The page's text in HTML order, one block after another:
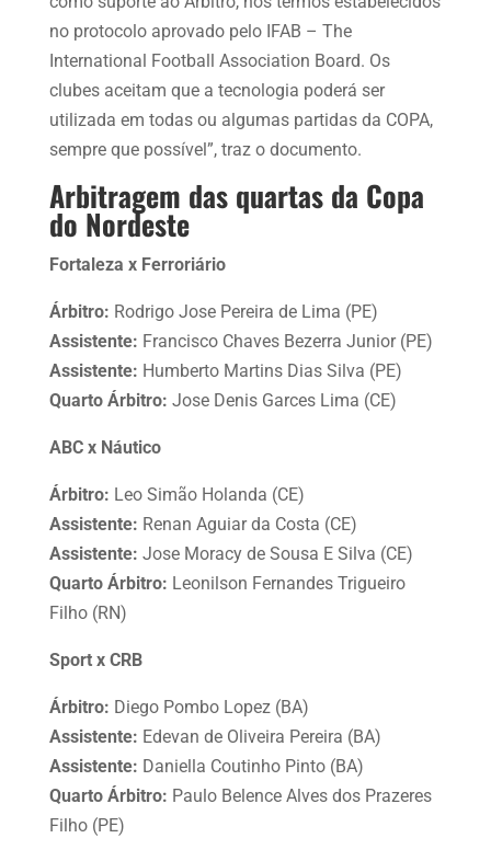
no protocolo aprovado pelo IFAB – The
International Football Association Board. Os
clubes aceitam que a tecnologia poderá ser
utilizada em todas ou algumas partidas da COPA,
sempre que possível”, traz o documento.
Arbitragem das quartas da Copa
do Nordeste
Fortaleza x Ferroriário
Árbitro: Rodrigo Jose Pereira de Lima (PE)
Assistente: Francisco Chaves Bezerra Junior (PE)
Assistente: Humberto Martins Dias Silva (PE)
Quarto Árbitro: Jose Denis Garces Lima (CE)
ABC x Náutico
Árbitro: Leo Simão Holanda (CE)
Assistente: Renan Aguiar da Costa (CE)
Assistente: Jose Moracy de Sousa E Silva (CE)
Quarto Árbitro: Leonilson Fernandes Trigueiro
Filho (RN)
Sport x CRB
Árbitro: Diego Pombo Lopez (BA)
Assistente: Edevan de Oliveira Pereira (BA)
Assistente: Daniella Coutinho Pinto (BA)
Quarto Árbitro: Paulo Belence Alves dos Prazeres
Filho (PE)